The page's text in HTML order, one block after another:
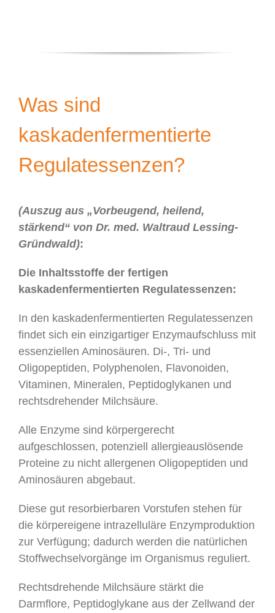
Was sind
kaskadenfermentierte
Regulatessenzen?
(Auszug aus „Vorbeugend, heilend,
stärkend“ von Dr. med. Waltraud Lessing-
Gründwald):
Die Inhaltsstoffe der fertigen
kaskadenfermentierten Regulatessenzen:
In den kaskadenfermentierten Regulatessenzen
findet sich ein einzigartiger Enzymaufschluss mit
essenziellen Aminosäuren. Di-, Tri- und
Oligopeptiden, Polyphenolen, Flavonoiden,
Vitaminen, Mineralen, Peptidoglykanen und
rechtsdrehender Milchsäure.
Alle Enzyme sind körpergerecht
aufgeschlossen, potenziell allergieauslösende
Proteine zu nicht allergenen Oligopeptiden und
Aminosäuren abgebaut.
Diese gut resorbierbaren Vorstufen stehen für
die körpereigene intrazelluläre Enzymproduktion
zur Verfügung; dadurch werden die natürlichen
Stoffwechselvorgänge im Organismus reguliert.
Rechtsdrehende Milchsäure stärkt die
Darmflore, Peptidoglykane aus der Zellwand der